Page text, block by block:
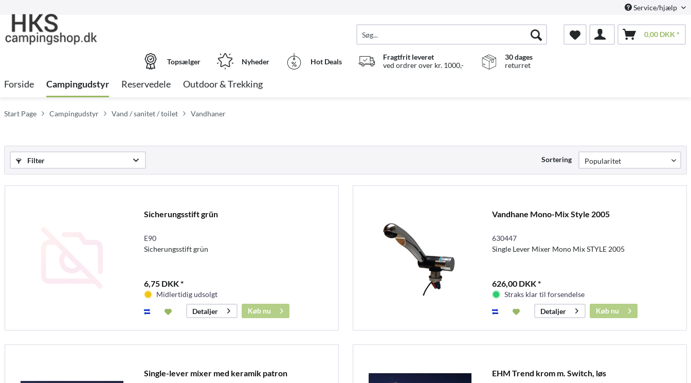
Service/hjælp
0,00 DKK *
Topsælger Nyheder Hot Deals
Fragtfrit leveret
ved ordrer over kr. 1000,-
30 dages
returret
Forside Campingudstyr Reservedele Outdoor & Trekking
Start Page Campingudstyr Vand / sanitet / toilet Vandhaner
Filter Sortering
Sicherungsstift grün
E90
Sicherungsstift grün
6,75 DKK *
Midlertidig udsolgt
Detaljer
Køb nu
Vandhane Mono-Mix Style 2005
630447
Single Lever Mixer Mono Mix STYLE 2005
626,00 DKK *
Straks klar til forsendelse
Detaljer
Køb nu
Single-lever mixer med keramik patron EHM Trend krom m. Switch, løs